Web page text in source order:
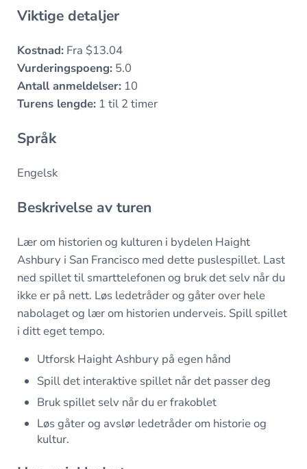
Viktige detaljer
Kostnad:Fra $13.04
Vurderingspoeng:5.0
Antall anmeldelser:10
Turens lengde:1 til 2 timer
Språk
Engelsk
Beskrivelse av turen
Lær om historien og kulturen i bydelen Haight
Ashbury i San Francisco med dette puslespillet. Last
ned spillet til smarttelefonen og bruk det selv når du
ikke er på nett. Løs ledetråder og gåter over hele
nabolaget og lær om historien underveis. Spill spillet
i ditt eget tempo.
Utforsk Haight Ashbury på egen hånd
Spill det interaktive spillet når det passer deg
Bruk spillet selv når du er frakoblet
Løs gåter og avslør ledetråder om historie og
kultur.